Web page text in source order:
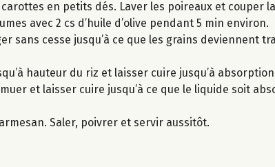
carottes en petits dés. Laver les poireaux et couper
avec 2 cs d’huile d’olive pendant 5 min environ.
sans cesse jusqu’à ce que les grains deviennent
hauteur du riz et laisser cuire jusqu’à
et laisser cuire jusqu’à ce que le liquide soit
Saler, poivrer et servir aussitôt.